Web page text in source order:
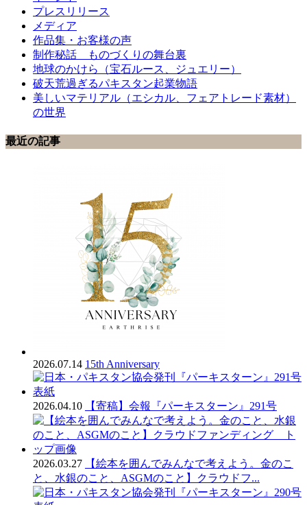
プレスリリース
メディア
作品集・お客様の声
制作秘話 ものづくりの舞台裏
地球のかけら（宝石ルース、ジュエリー）
破天荒過ぎるパキスタン起業物語
美しいマテリアル（エシカル、フェアトレード素材）
の世界
最近の記事
2026.07.14 15th Anniversary
2026.04.10 【寄稿】会報『パーキスターン』291号
2026.03.27
【絵本を囲んでみんなで考えよう。金のこ
と、水銀のこと、ASGMのこと】クラウドフ...